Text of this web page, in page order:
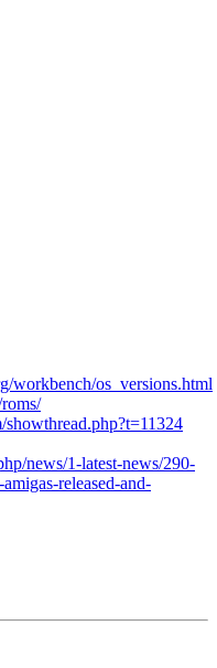
workbench/os_versions.html
news/1-latest-news/290-
released-and-